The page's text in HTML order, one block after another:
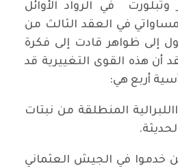
في الرواد الأوائل
في العقد الثالث من
إلى ظواهر قادت إلى فكرة
أن هذه القوى التغييرية قد
أربع هي:
المنطلقة من نبتات
خدموا في الجيش العثماني